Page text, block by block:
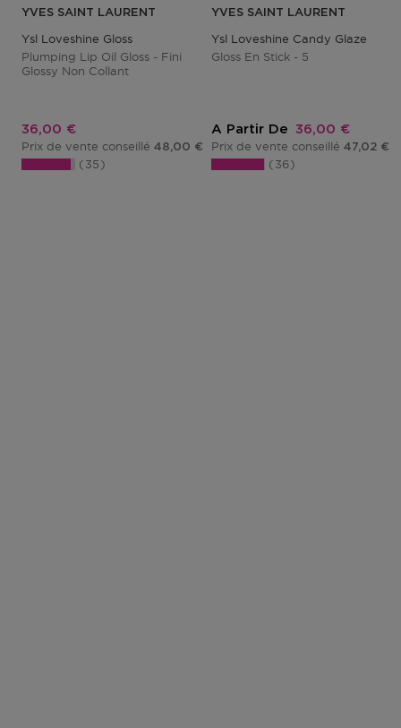
YVES SAINT LAURENT
Ysl Loveshine Gloss
Plumping Lip Oil Gloss - Fini
Glossy Non Collant
Prix promotionnel
36,00 €
Prix de vente conseillé 48,00 €
35
YVES SAINT LAURENT
Ysl Loveshine Candy Glaze
Gloss En Stick - 5
A Partir De Prix
36,00 €
Prix de vente conseillé 47,02 €
36